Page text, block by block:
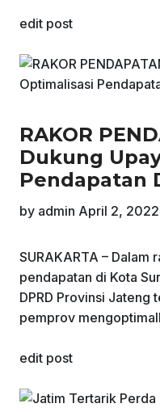
edit post
RAKOR
Dukung
Pendapatan
by admin April 2, 2022
SURAKARTA –
pendapatan di Kota
DPRD Provinsi Jateng
pemprov
edit post